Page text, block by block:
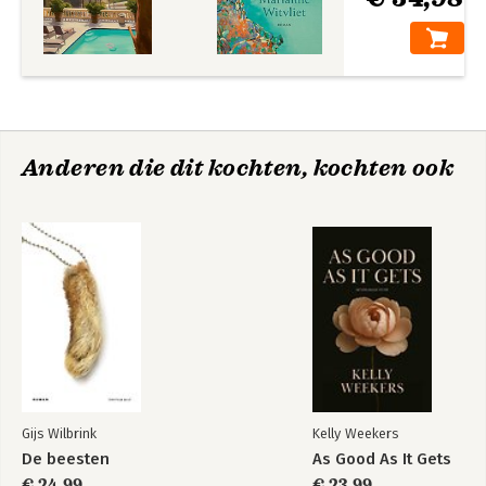
Anderen die dit kochten, kochten ook
Gijs Wilbrink
De beesten
Kelly Weekers
As Good As It Gets